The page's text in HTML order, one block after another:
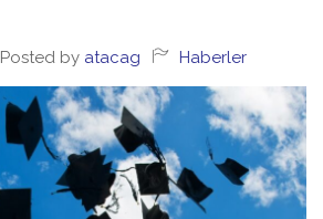
Posted by atacag Haberler